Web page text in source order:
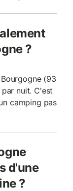
?
(93
nuit. C'est
camping pas
d'une
?